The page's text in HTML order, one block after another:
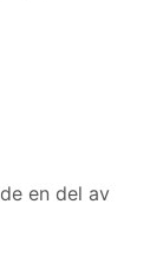
en del av